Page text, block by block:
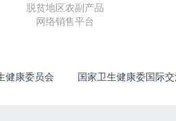
脱贫地区农副产品
网络销售平台
健康委员会 国家卫生健康委国际